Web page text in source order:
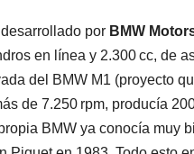
por BMW
en línea y 2.300 cc, de
del BMW M1 (proyecto
de 7.250 rpm, producía
BMW ya conocía muy